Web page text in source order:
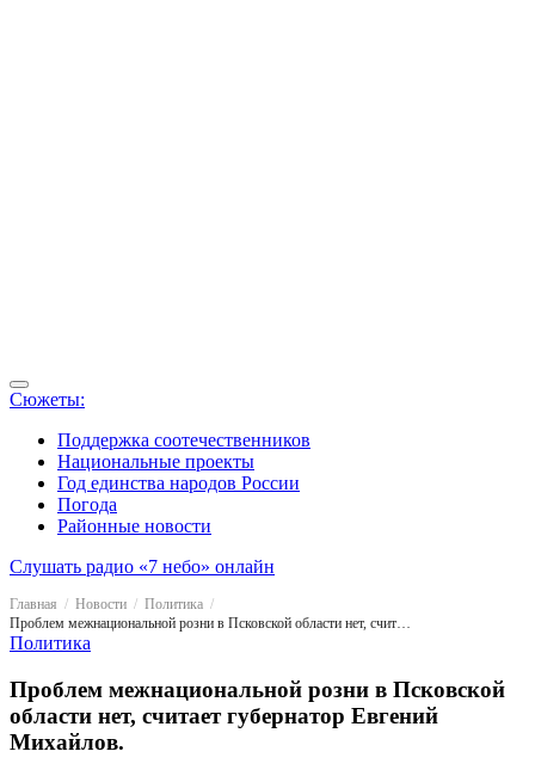
Сюжеты:
Поддержка соотечественников
Национальные проекты
Год единства народов России
Погода
Районные новости
Слушать радио «7 небо» онлайн
Главная Новости
Политика
Проблем межнациональной розни в Псковской области нет, считает губернатор Евгений Михайлов.
Политика
Проблем межнациональной розни в Псковской
области нет, считает губернатор Евгений
Михайлов.